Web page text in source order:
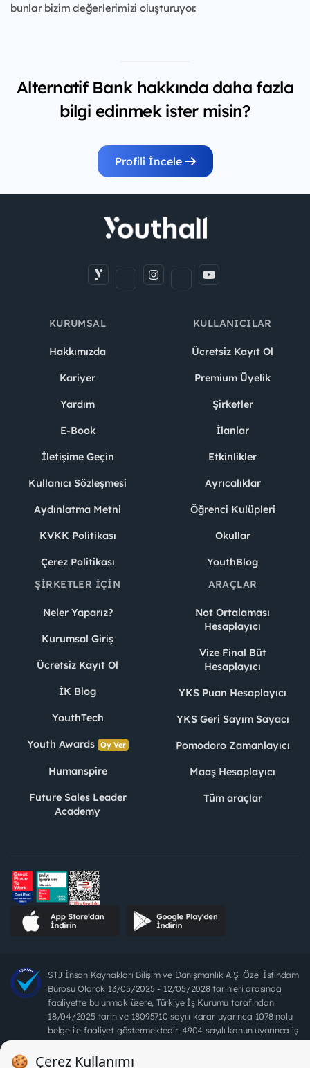
bunlar bizim değerlerimizi oluşturuyor.
Alternatif Bank hakkında daha fazla
bilgi edinmek ister misin?
Profili İncele
KURUMSAL
Hakkımızda
Kariyer
Yardım
E-Book
İletişime Geçin
Kullanıcı Sözleşmesi
Aydınlatma Metni
KVKK Politikası
Çerez Politikası
KULLANICILAR
Ücretsiz Kayıt Ol
Premium Üyelik
Şirketler
İlanlar
Etkinlikler
Ayrıcalıklar
Öğrenci Kulüpleri
Okullar
YouthBlog
ŞIRKETLER İÇIN
Neler Yaparız?
Kurumsal Giriş
Ücretsiz Kayıt Ol
İK Blog
YouthTech
Youth Awards Oy Ver
Humanspire
Future Sales Leader
Academy
ARAÇLAR
Not Ortalaması
Hesaplayıcı
Vize Final Büt
Hesaplayıcı
YKS Puan Hesaplayıcı
YKS Geri Sayım Sayacı
Pomodoro Zamanlayıcı
Maaş Hesaplayıcı
Tüm araçlar
STJ İnsan Kaynakları Bilişim ve Danışmanlık A.Ş. Özel İstihdam
Bürosu Olarak 13/05/2025 - 12/05/2028 tarihleri arasında
faaliyette bulunmak üzere, Türkiye İş Kurumu tarafından
18/04/2025 tarih ve 18095710 sayılı karar uyarınca 1078 nolu
belge ile faaliyet göstermektedir. 4904 sayılı kanun uyarınca iş
arayanlardan ücret alınması yasaktır.